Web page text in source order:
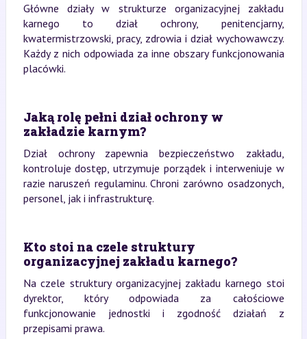
Główne działy w strukturze organizacyjnej zakładu
karnego to dział ochrony, penitencjarny,
kwatermistrzowski, pracy, zdrowia i dział wychowawczy.
Każdy z nich odpowiada za inne obszary funkcjonowania
placówki.
Jaką rolę pełni dział ochrony w
zakładzie karnym?
Dział ochrony zapewnia bezpieczeństwo zakładu,
kontroluje dostęp, utrzymuje porządek i interweniuje w
razie naruszeń regulaminu. Chroni zarówno osadzonych,
personel, jak i infrastrukturę.
Kto stoi na czele struktury
organizacyjnej zakładu karnego?
Na czele struktury organizacyjnej zakładu karnego stoi
dyrektor, który odpowiada za całościowe
funkcjonowanie jednostki i zgodność działań z
przepisami prawa.